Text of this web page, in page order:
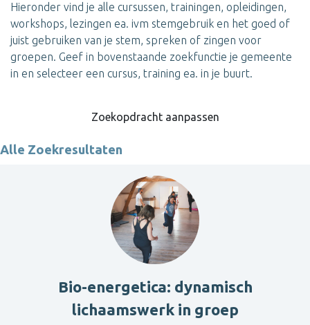
Hieronder vind je alle cursussen, trainingen, opleidingen,
workshops, lezingen ea. ivm stemgebruik en het goed of
juist gebruiken van je stem, spreken of zingen voor
groepen. Geef in bovenstaande zoekfunctie je gemeente
in en selecteer een cursus, training ea. in je buurt.
Zoekopdracht aanpassen
Alle Zoekresultaten
Bio-energetica: dynamisch
lichaamswerk in groep